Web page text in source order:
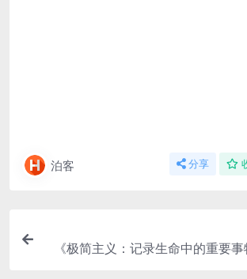
泊客 分享
《极简主义：记录生命中的重要